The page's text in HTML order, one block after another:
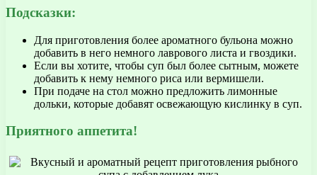
Подсказки:
Для приготовления более ароматного бульона можно
добавить в него немного лаврового листа и гвоздики.
Если вы хотите, чтобы суп был более сытным, можете
добавить к нему немного риса или вермишели.
При подаче на стол можно предложить лимонные
дольки, которые добавят освежающую кислинку в суп.
Приятного аппетита!